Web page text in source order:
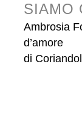
SIAMO
Ambrosia
d’amore
di